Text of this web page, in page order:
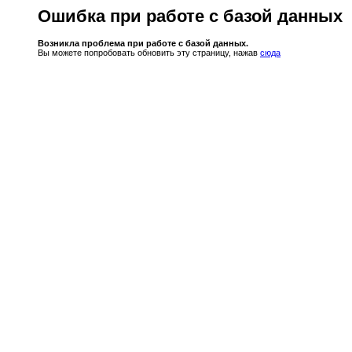
Ошибка при работе с базой данных
Возникла проблема при работе с базой данных.
Вы можете попробовать обновить эту страницу, нажав сюда